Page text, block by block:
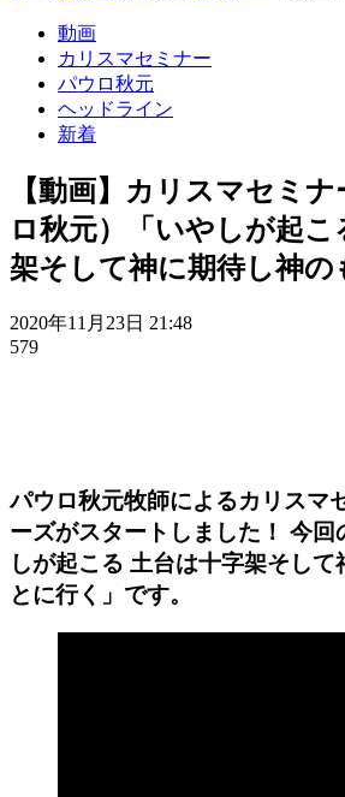
動画
カリスマセミナー
パウロ秋元
ヘッドライン
新着
【動画】カリスマセミナ
ロ秋元）「いやしが起こ
架そして神に期待し神の
2020年11月23日 21:48
579
パウロ秋元牧師によるカリスマ
ーズがスタートしました！ 今回
しが起こる 土台は十字架そして
とに行く」です。